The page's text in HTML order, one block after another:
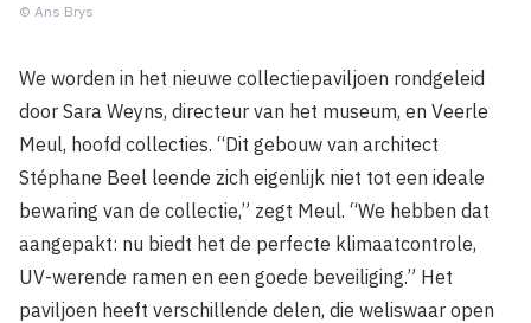
© Ans Brys
We worden in het nieuwe collectiepaviljoen rondgeleid
door Sara Weyns, directeur van het museum, en Veerle
Meul, hoofd collecties. “Dit gebouw van architect
Stéphane Beel leende zich eigenlijk niet tot een ideale
bewaring van de collectie,” zegt Meul. “We hebben dat
aangepakt: nu biedt het de perfecte klimaatcontrole,
UV-werende ramen en een goede beveiliging.” Het
paviljoen heeft verschillende delen, die weliswaar open